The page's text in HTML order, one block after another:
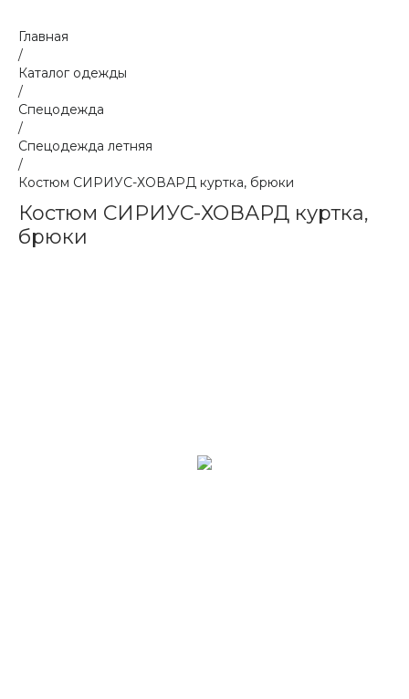
Главная
/
Каталог одежды
/
Спецодежда
/
Спецодежда летняя
/
Костюм СИРИУС-ХОВАРД куртка, брюки
Костюм СИРИУС-ХОВАРД куртка,
брюки